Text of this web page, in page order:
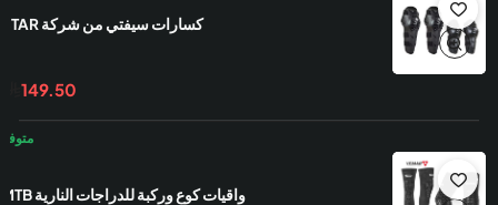
كسارات سيفتي من شركة STAR
149.50
واقيات كوع وركبة للدراجات النارية MTB